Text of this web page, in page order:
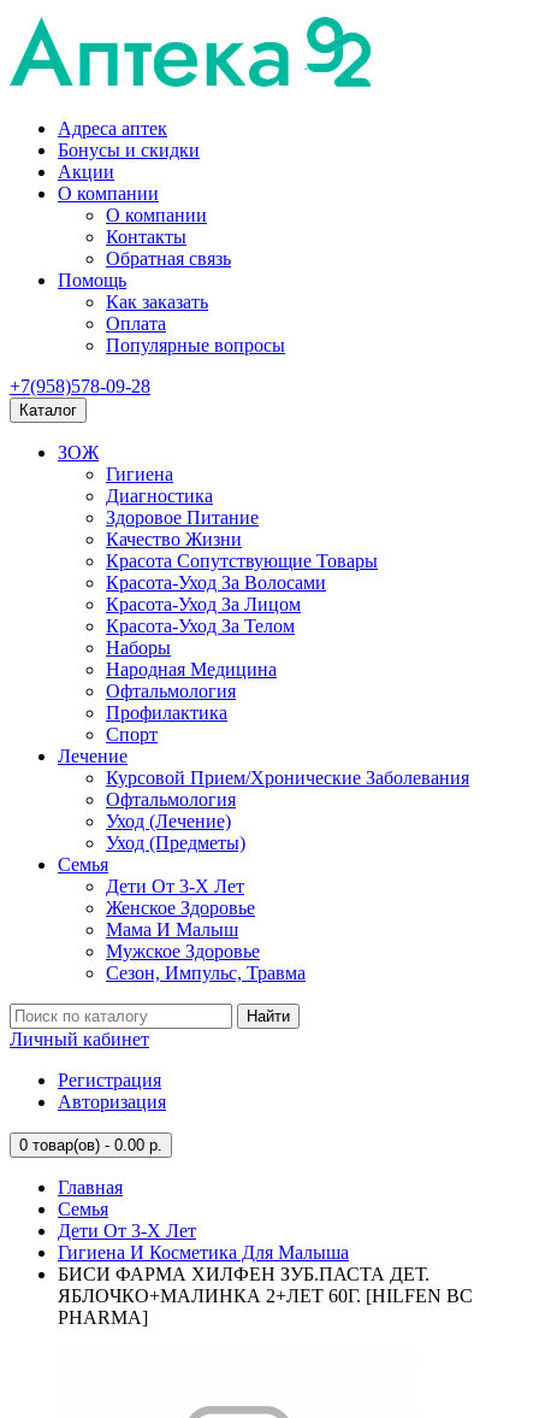
Адреса аптек
Бонусы и скидки
Акции
О компании
О компании
Контакты
Обратная связь
Помощь
Как заказать
Оплата
Популярные вопросы
+7(958)578-09-28
Каталог
ЗОЖ
Гигиена
Диагностика
Здоровое Питание
Качество Жизни
Красота Сопутствующие Товары
Красота-Уход За Волосами
Красота-Уход За Лицом
Красота-Уход За Телом
Наборы
Народная Медицина
Офтальмология
Профилактика
Спорт
Лечение
Курсовой Прием/Хронические Заболевания
Офтальмология
Уход (Лечение)
Уход (Предметы)
Семья
Дети От 3-Х Лет
Женское Здоровье
Мама И Малыш
Мужское Здоровье
Сезон, Импульс, Травма
Найти
Личный кабинет
Регистрация
Авторизация
0 товар(ов) - 0.00 р.
Главная
Семья
Дети От 3-Х Лет
Гигиена И Косметика Для Малыша
БИСИ ФАРМА ХИЛФЕН ЗУБ.ПАСТА ДЕТ.
ЯБЛОЧКО+МАЛИНКА 2+ЛЕТ 60Г. [HILFEN BC
PHARMA]